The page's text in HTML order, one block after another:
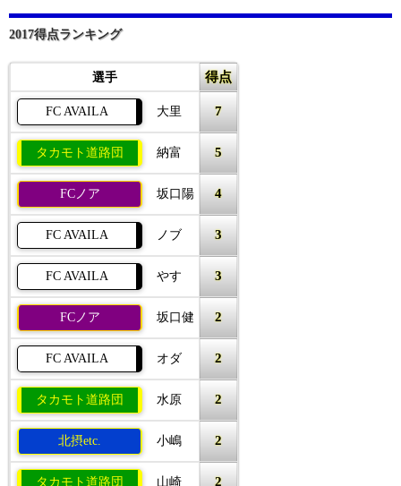
2017得点ランキング
選手 得点
FC AVAILA 大里 7
タカモト道路団 納富 5
FCノア 坂口陽 4
FC AVAILA ノブ 3
FC AVAILA やす 3
FCノア 坂口健 2
FC AVAILA オダ 2
タカモト道路団 水原 2
北摂etc. 小嶋 2
タカモト道路団 山崎 2